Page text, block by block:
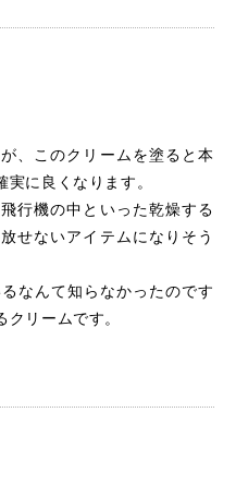
、このクリームを塗ると本
に良くなります。
行機の中といった乾燥する
せないアイテムになりそう
なんて知らなかったのです
リームです。